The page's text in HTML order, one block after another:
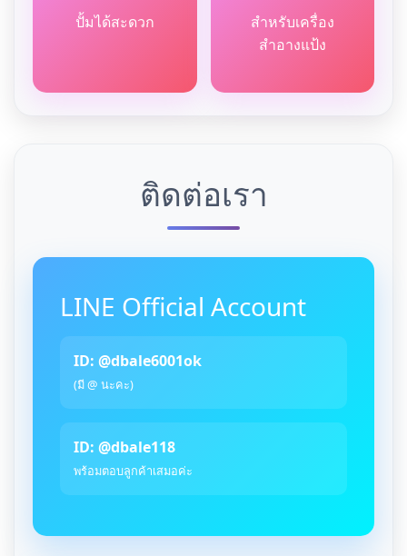
ปั้มได้สะดวก
สำหรับเครื่อง
สำอางแป้ง
ติดต่อเรา
LINE Official Account
ID: @dbale6001ok
(มี @ นะคะ)
ID: @dbale118
พร้อมตอบลูกค้าเสมอค่ะ